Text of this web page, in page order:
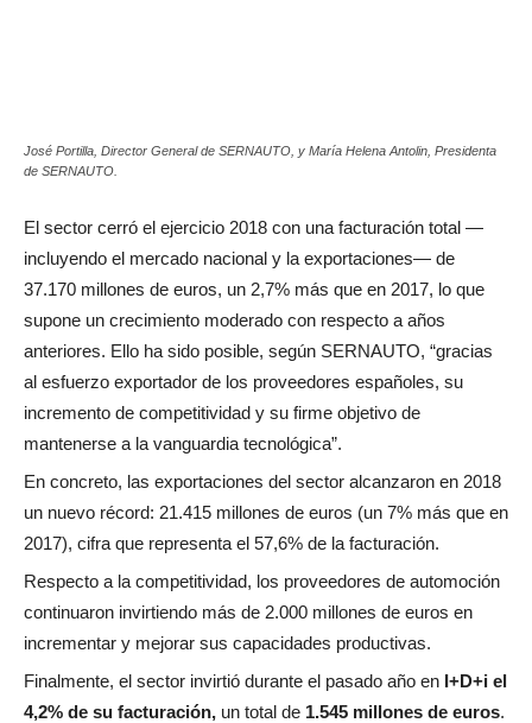
José Portilla, Director General de SERNAUTO, y María Helena Antolin, Presidenta
de SERNAUTO.
El sector cerró el ejercicio 2018 con una facturación total —
incluyendo el mercado nacional y la exportaciones— de
37.170 millones de euros, un 2,7% más que en 2017, lo que
supone un crecimiento moderado con respecto a años
anteriores. Ello ha sido posible, según SERNAUTO, “gracias
al esfuerzo exportador de los proveedores españoles, su
incremento de competitividad y su firme objetivo de
mantenerse a la vanguardia tecnológica”.
En concreto, las exportaciones del sector alcanzaron en 2018
un nuevo récord: 21.415 millones de euros (un 7% más que en
2017), cifra que representa el 57,6% de la facturación.
Respecto a la competitividad, los proveedores de automoción
continuaron invirtiendo más de 2.000 millones de euros en
incrementar y mejorar sus capacidades productivas.
Finalmente, el sector invirtió durante el pasado año en I+D+i el
4,2% de su facturación, un total de 1.545 millones de euros.